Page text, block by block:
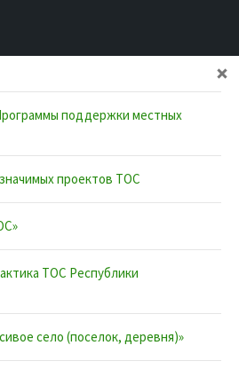
Карелия
поддержки местных
проектов ТОС
ТОС Республики
село (поселок, деревня)»